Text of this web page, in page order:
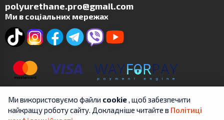
polyurethane.pro@gmail.com
Ми в соціальних мережах
Ми використовуємо файли cookie, щоб забезпечити
найкращу роботу сайту. Докладніше читайте в Політиці